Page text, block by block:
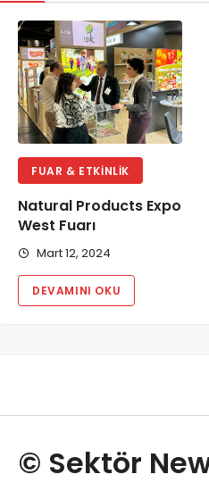
FUAR & ETKINLIK
Natural Products Expo
West Fuarı
Mart 12, 2024
DEVAMINI OKU
© Sektör